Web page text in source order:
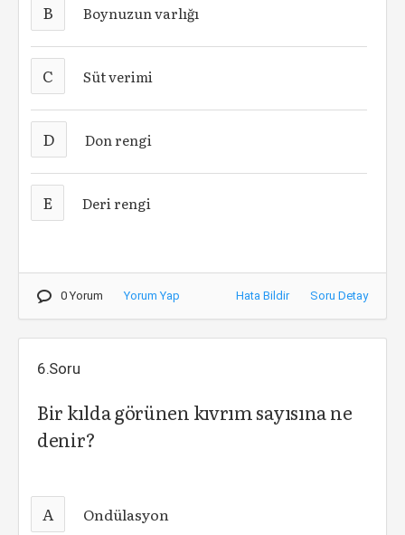
B Boynuzun varlığı
C Süt verimi
D Don rengi
E Deri rengi
0 Yorum Yorum Yap Hata Bildir Soru Detay
6.Soru
Bir kılda görünen kıvrım sayısına ne
denir?
A Ondülasyon